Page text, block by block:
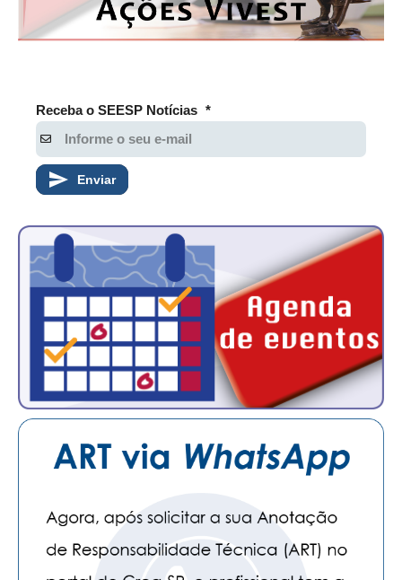
EMPREGO E ESTÁGIO
AUTÔNOMOS E SERVIÇOS
NEWSLETTER
GUIA DAS ENGENHARIAS
CURSOS
ENGENHEIRO EMPREENDEDOR
SEESP EDUCAÇÃO
PLATAFORMAS GRATUITAS
BENEFÍCIOS
CONVÊNIOS
SEESPPREV
Receba o SEESP Notícias *
Enviar